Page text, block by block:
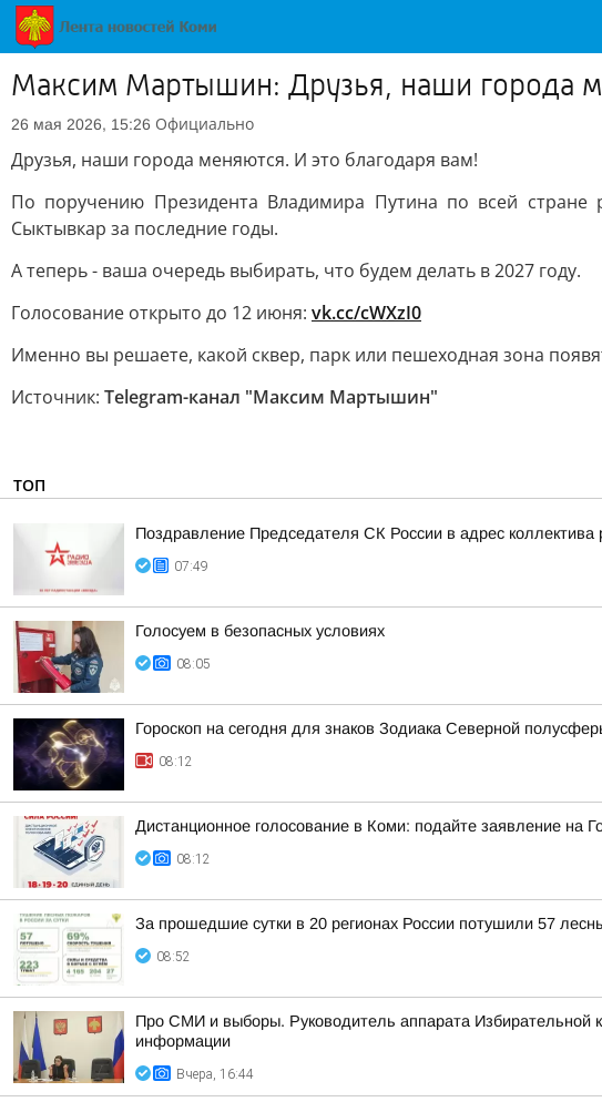
Максим Мартышин: Друзья, наши города
26 мая 2026, 15:26 Официально
Друзья, наши города меняются. И это благодаря вам!
По поручению Президента Владимира Путина по всей стране
Сыктывкар за последние годы.
А теперь - ваша очередь выбирать, что будем делать в 2027 году.
Голосование открыто до 12 июня: vk.cc/cWXzI0
Именно вы решаете, какой сквер, парк или пешеходная зона
Источник: Telegram-канал "Максим Мартышин"
ТОП
Поздравление Председателя СК России в адрес
07:49
Голосуем в безопасных условиях
08:05
Гороскоп на сегодня для знаков Зодиака Северной
08:12
Дистанционное голосование в Коми: подайте заявление на
08:12
За прошедшие сутки в 20 регионах России потушили 57
08:52
Про СМИ и выборы. Руководитель аппарата Избирательной
информации
Вчера, 16:44